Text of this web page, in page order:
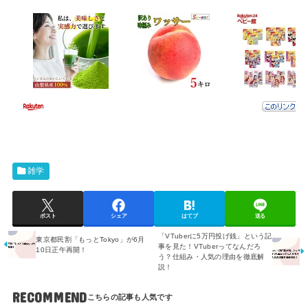
雑学
ポスト シェア はてブ 送る
東京都民割「もっとTokyo」が6月
10日正午再開！
「VTuberに5万円投げ銭」という記
事を見た！VTuberってなんだろ
う？仕組み・人気の理由を徹底解
説！
RECOMMEND